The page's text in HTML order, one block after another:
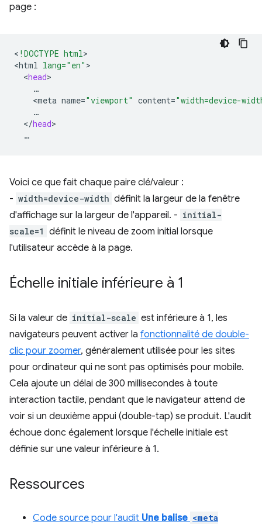
page :
< !DOCTYPE html>
<html lang="en"
<head
<meta name="viewport" content="width=device-
</head
Voici ce que fait chaque paire clé/valeur :
- width=device-width définit la largeur de la fenêtre
d'affichage sur la largeur de l'appareil. - initial-
scale=1 définit le niveau de zoom initial lorsque
l'utilisateur accède à la page.
Échelle initiale inférieure à 1
Si la valeur de initial-scale est inférieure à 1, les
navigateurs peuvent activer la fonctionnalité de double-
clic pour zoomer, généralement utilisée pour les sites
pour ordinateur qui ne sont pas optimisés pour mobile.
Cela ajoute un délai de 300 millisecondes à toute
interaction tactile, pendant que le navigateur attend de
voir si un deuxième appui (double-tap) se produit. L'audit
échoue donc également lorsque l'échelle initiale est
définie sur une valeur inférieure à 1.
Ressources
Code source pour l'audit Une balise <meta